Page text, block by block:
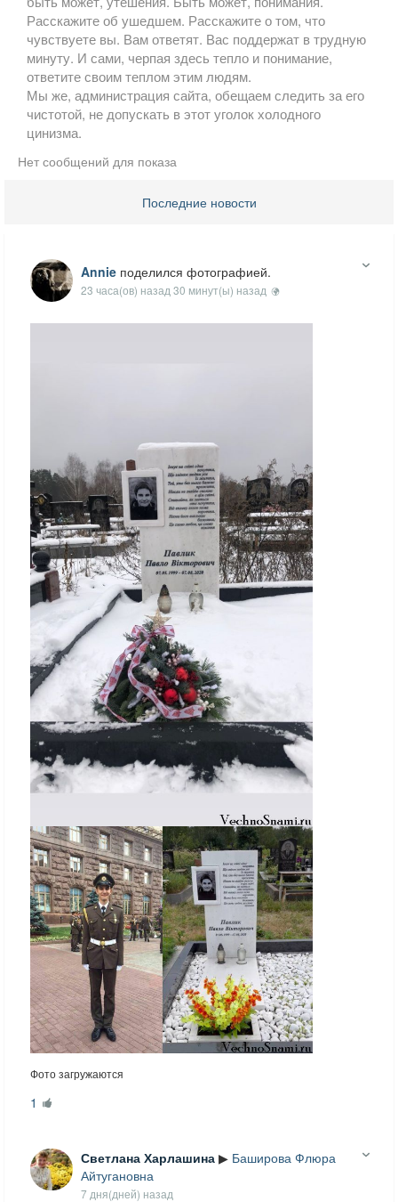
Расскажите об ушедшем. Расскажите о том, что
чувствуете вы. Вам ответят. Вас поддержат в трудную
минуту. И сами, черпая здесь тепло и понимание,
ответите своим теплом этим людям.
Мы же, администрация сайта, обещаем следить за его
чистотой, не допускать в этот уголок холодного
цинизма.
Нет сообщений для показа
Последние новости
Annieподелился фотографией.
23 часа(ов) назад 30 минут(ы) назад
Фото загружаются
1
Светлана Харлашина ▶ Баширова Флюра
Айтугановна
7 дня(дней) назад